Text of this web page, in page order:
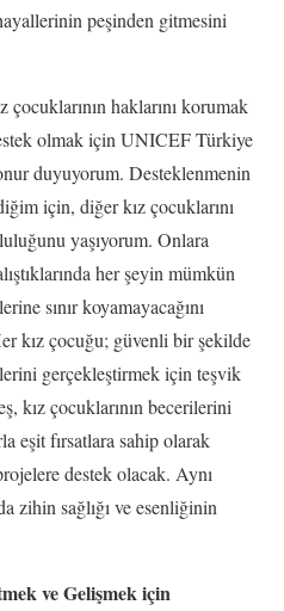
peşinden gitmesini
haklarını korumak
olmak için UNICEF Türkiye
duyuyorum. Desteklenmenin
için, diğer kız çocuklarını
yaşıyorum. Onlara
her şeyin mümkün
sınır koyamayacağını
kız çocuğu; güvenli bir şekilde
gerçekleştirmek için teşvik
kız çocuklarının becerilerini
eşit fırsatlara sahip olarak
destek olacak. Aynı
zihin sağlığı ve esenliğinin
ve Gelişmek için